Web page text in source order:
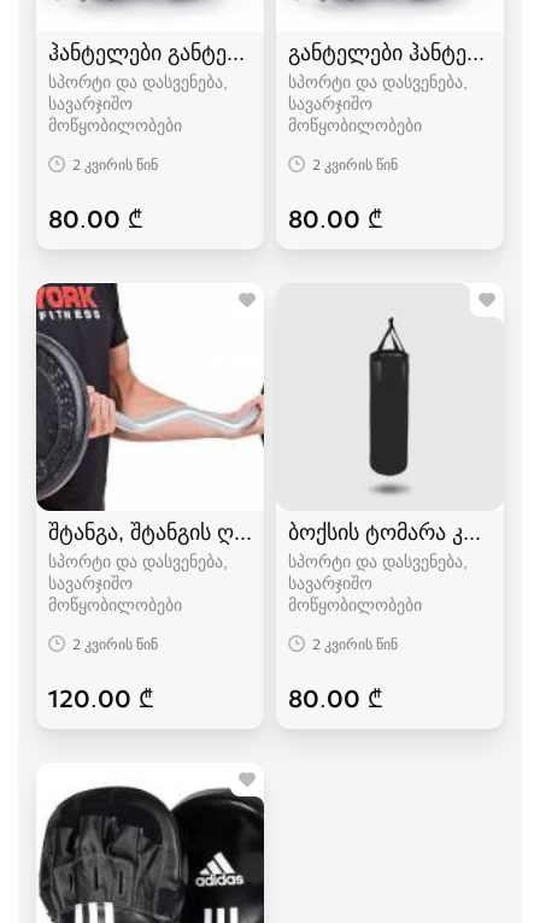
ჰანტელები განტელი
სპორტი და დასვენება,
სავარჯიშო
მოწყობილობები
2 კვირის წინ
80.00 ₾
განტელები ჰანტელები
სპორტი და დასვენება,
სავარჯიშო
მოწყობილობები
2 კვირის წინ
80.00 ₾
შტანგა, შტანგის ღერძი
სპორტი და დასვენება,
სავარჯიშო
მოწყობილობები
2 კვირის წინ
120.00 ₾
ბოქსის ტომარა კრივის
სპორტი და დასვენება,
სავარჯიშო
მოწყობილობები
2 კვირის წინ
80.00 ₾